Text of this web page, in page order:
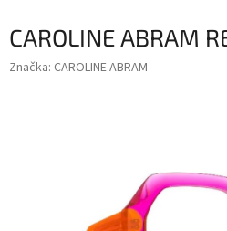
CAROLINE ABRAM
Značka: CAROLINE ABRAM